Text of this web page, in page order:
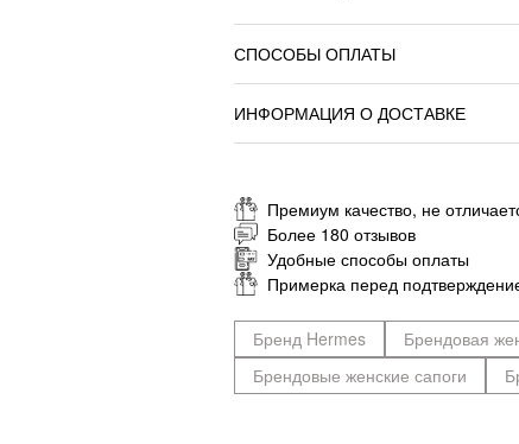
СПОСОБЫ ОПЛАТЫ
ИНФОРМАЦИЯ О ДОСТАВКЕ
Премиум качество, не
Более 180 отзывов
Удобные способы оплаты
Примерка перед
Бренд Hermes
Брендовая
Брендовые женские сапоги